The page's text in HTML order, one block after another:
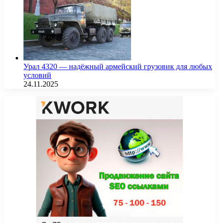
Урал 4320 — надёжный армейский грузовик для любых
условий
24.11.2025